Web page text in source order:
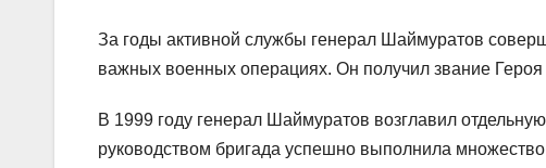
За годы активной службы генерал Шаймуратов
важных военных операциях. Он получил звание Героя
В 1999 году генерал Шаймуратов возглавил
руководством бригада успешно выполнила